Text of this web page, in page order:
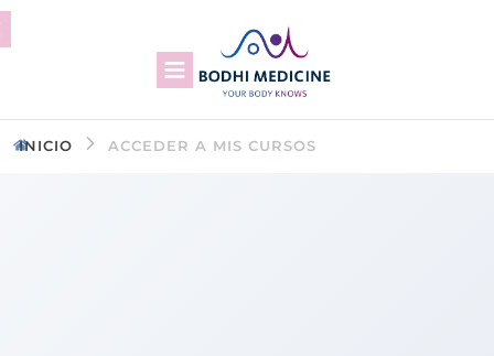
INICIO ACCEDER A MIS CURSOS